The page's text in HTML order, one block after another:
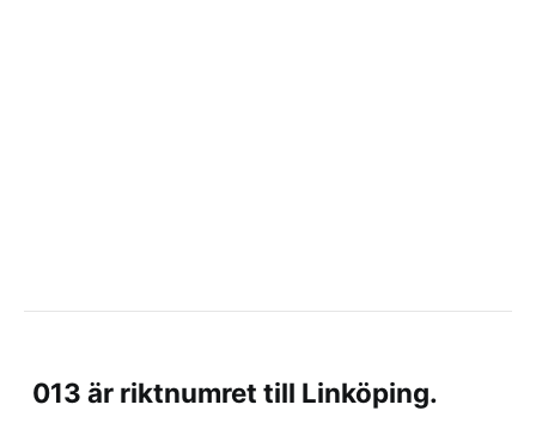
013 är riktnumret till Linköping.